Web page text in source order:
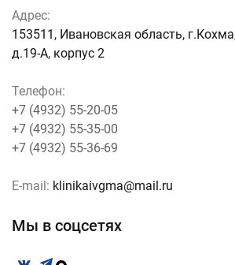
Адрес:
153511, Ивановская область,
д.19-А, корпус 2
Телефон:
+7 (4932) 55-20-05
+7 (4932) 55-35-00
+7 (4932) 55-36-69
E-mail: klinikaivgma@mail.ru
Мы в соцсетях